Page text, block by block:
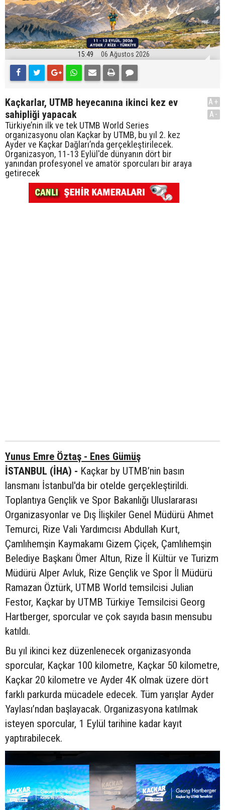
15:49 06 Ağustos 2026
Kaçkarlar, UTMB heyecanına ikinci kez ev
sahipliği yapacak
Türkiye’nin ilk ve tek UTMB World Series
organizasyonu olan Kaçkar by UTMB, bu yıl 2. kez
Ayder ve Kaçkar Dağları’nda gerçekleştirilecek.
Organizasyon, 11-13 Eylül'de dünyanın dört bir
yanından profesyonel ve amatör sporcuları bir araya
getirecek
A+
A-
Yunus Emre Öztaş - Enes Gümüş
İSTANBUL (İHA) - Kaçkar by UTMB’nin basın
lansmanı İstanbul'da bir otelde gerçekleştirildi.
Toplantıya Gençlik ve Spor Bakanlığı Uluslararası
Organizasyonlar ve Dış İlişkiler Genel Müdürü Ahmet
Temurci, Rize Vali Yardımcısı Abdullah Kurt,
Çamlıhemşin Kaymakamı Gizem Çiçek, Çamlıhemşin
Belediye Başkanı Ömer Altun, Rize İl Kültür ve Turizm
Müdürü Alper Avluk, Rize Gençlik ve Spor İl Müdürü
Ramazan Öztürk, UTMB World temsilcisi Julian
Festor, Kaçkar by UTMB Türkiye Temsilcisi Georg
Hartberger, sporcular ve çok sayıda basın mensubu
katıldı.
Bu yıl ikinci kez düzenlenecek organizasyonda
sporcular, Kaçkar 100 kilometre, Kaçkar 50 kilometre,
Kaçkar 20 kilometre ve Ayder 4K olmak üzere dört
farklı parkurda mücadele edecek. Tüm yarışlar Ayder
Yaylası’ndan başlayacak. Organizasyona katılmak
isteyen sporcular, 1 Eylül tarihine kadar kayıt
yaptırabilecek.